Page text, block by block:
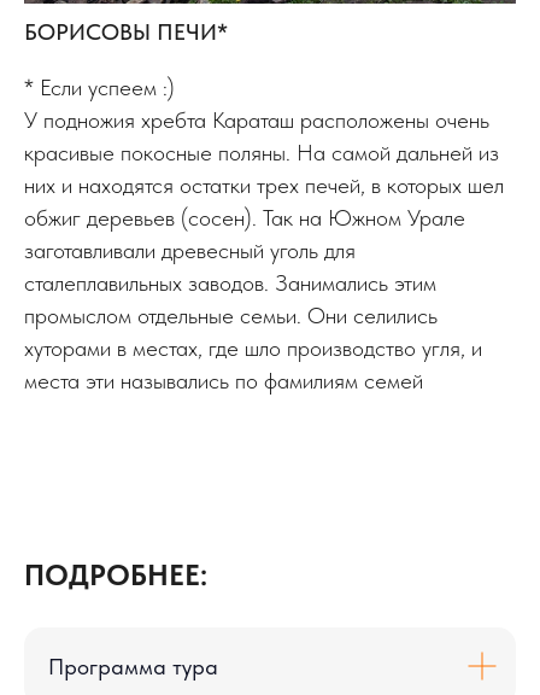
БОРИСОВЫ ПЕЧИ*
* Если успеем :)
У подножия хребта Караташ расположены очень
красивые покосные поляны. На самой дальней из
них и находятся остатки трех печей, в которых шел
обжиг деревьев (сосен). Так на Южном Урале
заготавливали древесный уголь для
сталеплавильных заводов. Занимались этим
промыслом отдельные семьи. Они селились
хуторами в местах, где шло производство угля, и
места эти назывались по фамилиям семей
ПОДРОБНЕЕ:
Программа тура